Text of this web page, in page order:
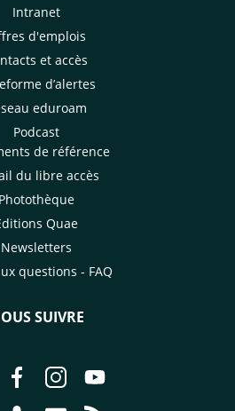
Intranet
d'emplois
et accès
d’alertes
eduroam
Podcast
de référence
du libre accès
Photothèque
Quae
Newsletters
questions - FAQ
SUIVRE
à la page Nous suivre sur
Aller à la page Nous suivre sur
Aller à la page Nous
Aller à la page